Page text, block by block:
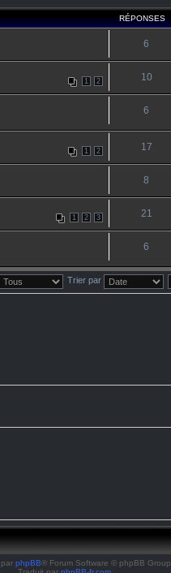
RÉPONSES
6
1 2 10
6
1 2 17
8
1 2 3 21
6
Trier par
phpBB® Forum Software © phpBB Group